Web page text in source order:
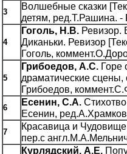
3
Волшебные сказки
детям, ред.Т.Рашина. -
4
Гоголь, Н.В. Ревизор.
Диканьки. Ревизор
Гоголь,
5
Грибоедов, А.С. Горе
драматические
Грибоедов,
6
Есенин, С.А.
Есенин,
7
Красавица и Чудовище
пер.с
Курлядский, А.Е.